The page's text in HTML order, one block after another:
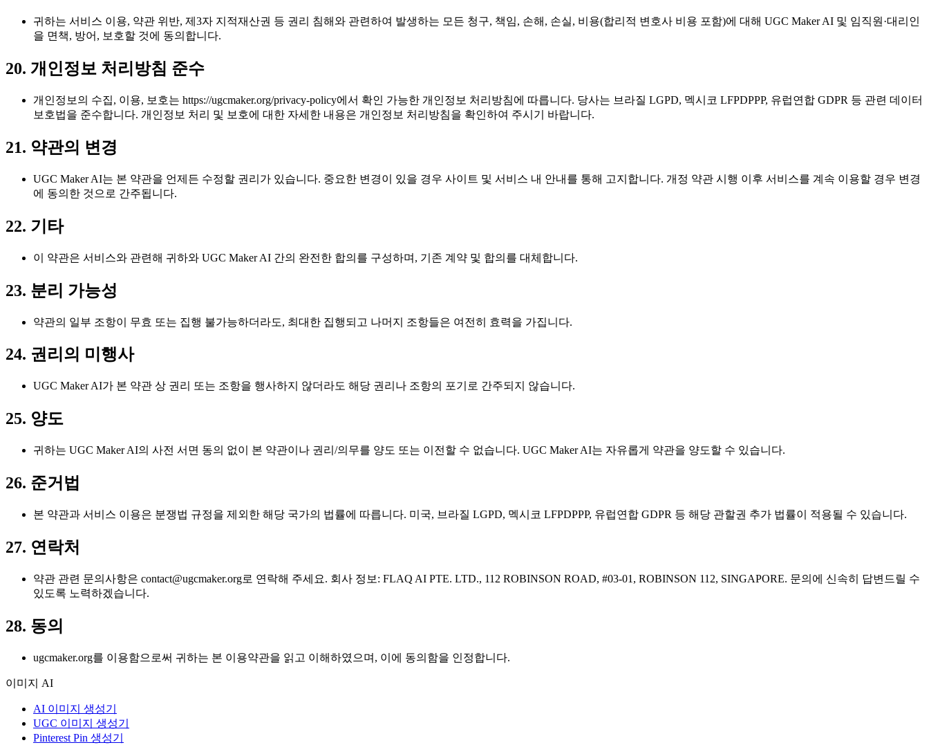
귀하는 서비스 이용, 약관 위반, 제3자 지적재산권 등 권리 침해와 관련하여 발생하는 모든 청구, 책임, 손해, 손실, 비용(합리적 변호사 비용 포함)에 대해 UGC Maker AI 및 임직원·대리인
을 면책, 방어, 보호할 것에 동의합니다.
20. 개인정보 처리방침 준수
개인정보의 수집, 이용, 보호는 https://ugcmaker.org/privacy-policy에서 확인 가능한 개인정보 처리방침에 따릅니다. 당사는 브라질 LGPD, 멕시코 LFPDPPP, 유럽연합 GDPR 등 관련 데이터
보호법을 준수합니다. 개인정보 처리 및 보호에 대한 자세한 내용은 개인정보 처리방침을 확인하여 주시기 바랍니다.
21. 약관의 변경
UGC Maker AI는 본 약관을 언제든 수정할 권리가 있습니다. 중요한 변경이 있을 경우 사이트 및 서비스 내 안내를 통해 고지합니다. 개정 약관 시행 이후 서비스를 계속 이용할 경우 변경
에 동의한 것으로 간주됩니다.
22. 기타
이 약관은 서비스와 관련해 귀하와 UGC Maker AI 간의 완전한 합의를 구성하며, 기존 계약 및 합의를 대체합니다.
23. 분리 가능성
약관의 일부 조항이 무효 또는 집행 불가능하더라도, 최대한 집행되고 나머지 조항들은 여전히 효력을 가집니다.
24. 권리의 미행사
UGC Maker AI가 본 약관 상 권리 또는 조항을 행사하지 않더라도 해당 권리나 조항의 포기로 간주되지 않습니다.
25. 양도
귀하는 UGC Maker AI의 사전 서면 동의 없이 본 약관이나 권리/의무를 양도 또는 이전할 수 없습니다. UGC Maker AI는 자유롭게 약관을 양도할 수 있습니다.
26. 준거법
본 약관과 서비스 이용은 분쟁법 규정을 제외한 해당 국가의 법률에 따릅니다. 미국, 브라질 LGPD, 멕시코 LFPDPPP, 유럽연합 GDPR 등 해당 관할권 추가 법률이 적용될 수 있습니다.
27. 연락처
약관 관련 문의사항은 contact@ugcmaker.org로 연락해 주세요. 회사 정보: FLAQ AI PTE. LTD., 112 ROBINSON ROAD, #03-01, ROBINSON 112, SINGAPORE. 문의에 신속히 답변드릴 수
있도록 노력하겠습니다.
28. 동의
ugcmaker.org를 이용함으로써 귀하는 본 이용약관을 읽고 이해하였으며, 이에 동의함을 인정합니다.
이미지 AI
AI 이미지 생성기
UGC 이미지 생성기
Pinterest Pin 생성기